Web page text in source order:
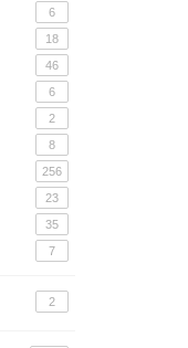
6
18
46
6
2
8
256
23
35
7
2